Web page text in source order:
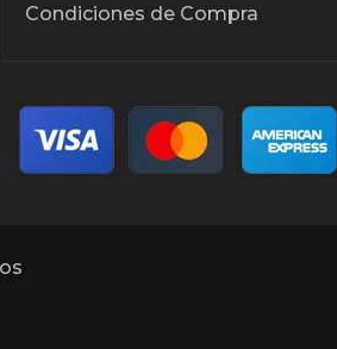
Condiciones de Compra